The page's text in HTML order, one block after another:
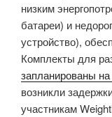
низким
батареи) и
устройство),
Комплекты для
запланированы на
возникли
участникам